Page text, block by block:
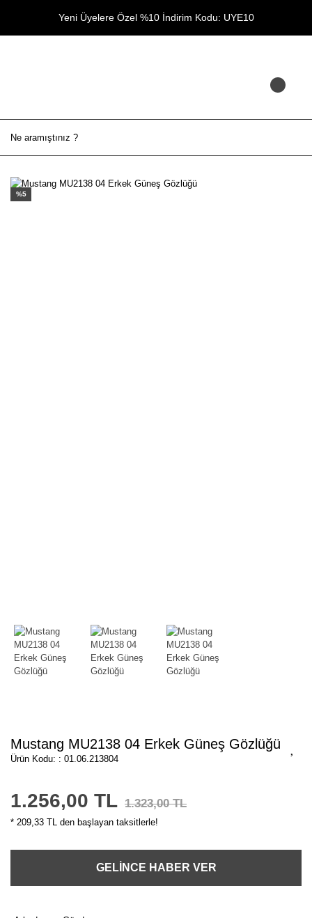
Yeni Üyelere Özel %10 İndirim Kodu: UYE10
%5
Mustang MU2138 04 Erkek Güneş Gözlüğü
Ürün Kodu: : 01.06.213804
1.256,00 TL 1.323,00 TL
* 209,33 TL den başlayan taksitlerle!
GELİNCE HABER VER